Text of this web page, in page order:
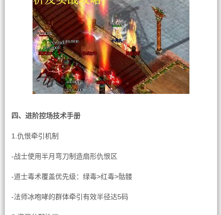
四、进阶控场技术手册
1.仇恨牵引机制
-战士使用半月弯刀制造扇形仇恨区
-道士毒术覆盖优先级：绿毒>红毒>骷髅
-法师冰咆哮的群体牵引有效半径达5码